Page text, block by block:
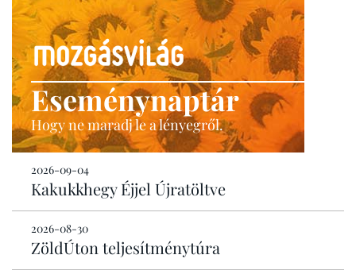
Eseménynaptár
Hogy ne maradj le a lényegről.
2026-09-04
Kakukkhegy Éjjel Újratöltve
2026-08-30
ZöldÚton teljesítménytúra